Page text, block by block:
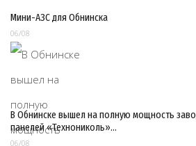
Мини-АЗС для Обнинска
06/08
В Обнинске вышел на полную мощность
панелей «Технониколь»…
06/08